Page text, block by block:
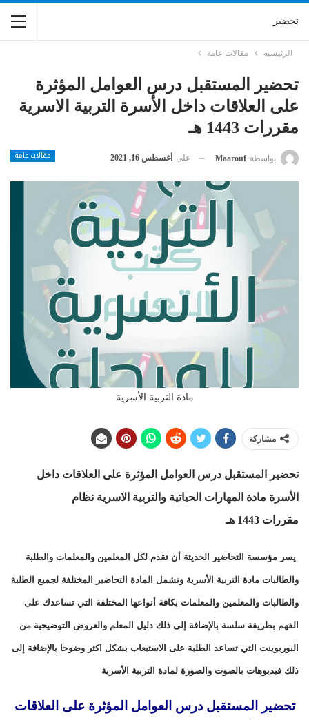
تحضير
الرئيسية مقالات عامة
تحضير المستقبل درس العوامل المؤثرة
على العلاقات داخل الأسرة التربية الاسرية
مقررات 1443 هـ
مقالات عامة بواسطة Maarouf على أغسطس 16, 2021
مادة التربية الأسرية
مشاركة
تحضير المستقبل درس العوامل المؤثرة على العلاقات داخل
الأسرة مادة المهارات الحياتية والتربية الاسرية نظام
مقررات
يسر مؤسسة التحاضير الحديثة أن تقدم لكل المعلمين والمعلمات والطلبة
والطالبات مادة التربية الأسرية وتشمل المادة التحاضير المختلفة لجميع الطلبة
والطالبات والمعلمين والمعلمات بكافة أنواعها المختلفة التي تساعدك على
الفهم بطريقة سلسة بالإضافة إلى ذلك دليل المعلم والعروض التوضيحية من
البوربوينت التي تساعد الطلبة على الاستيعاب بشكل اكثر وضوحا بالإضافة إلى
ذلك فيديوهات بالصوت والصورة لمادة التربية الأسرية
تحضير المستقبل درس العوامل المؤثرة على العلاقات